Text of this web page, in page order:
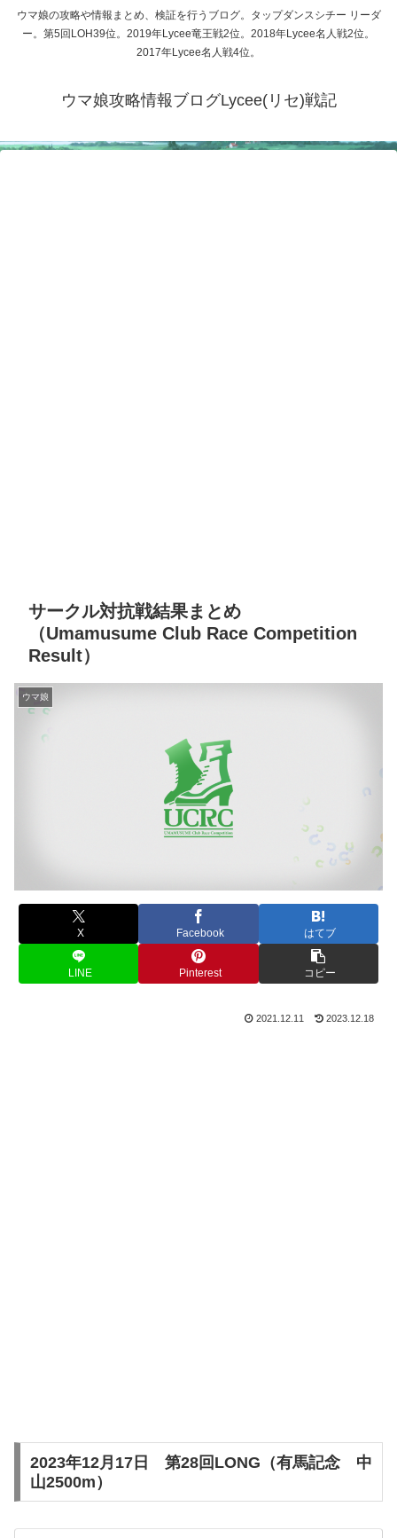
ウマ娘の攻略や情報まとめ、検証を行うブログ。タップダンスシチー リーダ
ー。第5回LOH39位。2019年Lycee竜王戦2位。2018年Lycee名人戦2位。
2017年Lycee名人戦4位。
ウマ娘攻略情報ブログLycee(リセ)戦記
サークル対抗戦結果まとめ
（Umamusume Club Race Competition
Result）
ウマ娘
X Facebook はてブ
LINE Pinterest コピー
2021.12.11 2023.12.18
2023年12月17日 第28回LONG（有馬記念 中
山2500m）